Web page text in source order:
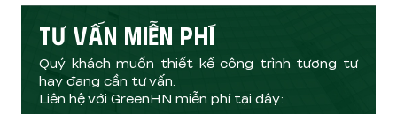
TƯ VẤN MIỄN PHÍ
Quý khách muốn thiết kế công trình tương tự
hay đang cần tư vấn.
Liên hệ với GreenHN miễn phí tại đây: